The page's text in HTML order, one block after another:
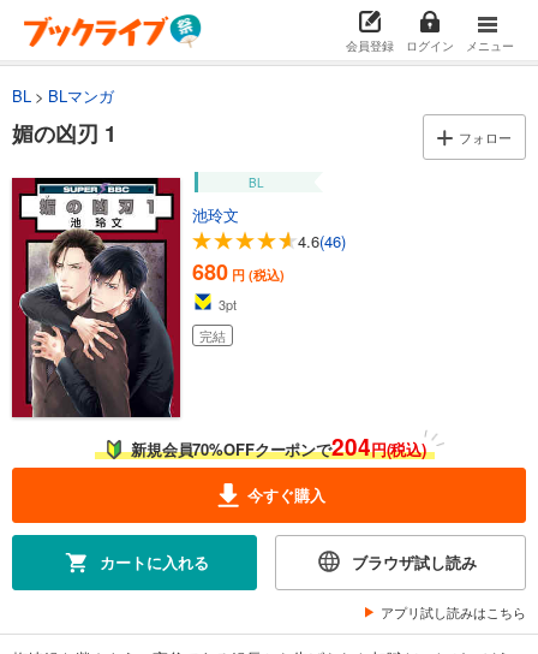
会員登録 ログイン メニュー
BL BLマンガ
媚の凶刃 1 フォロー
BL
池玲文
4.6(46)
680 円 (税込)
3pt
完結
新規会員70%OFFクーポンで204円(税込)
今すぐ購入
カートに入れる ブラウザ試し読み
アプリ試し読みはこちら